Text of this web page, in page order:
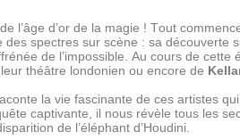
d’or de la magie ! Tout
spectres sur scène : sa découverte
de l’impossible. Au cours de cette
théâtre londonien ou encore de
la vie fascinante de ces artistes
captivante, il nous révèle tous les
de l’éléphant d’Houdini.